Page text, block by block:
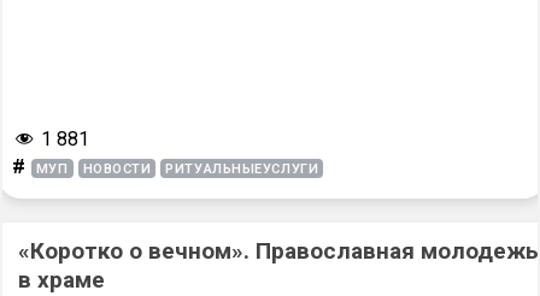
1 881
# МУП НОВОСТИ РИТУАЛЬНЫЕУСЛУГИ
«Коротко о вечном». Православная молодежь
в храме